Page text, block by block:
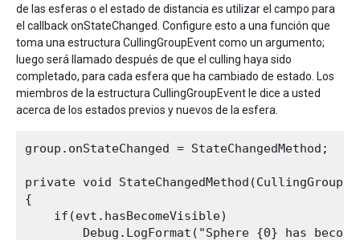
de las esferas o el estado de distancia es utilizar el campo para
el callback onStateChanged. Configure esto a una función que
toma una estructura CullingGroupEvent como un argumento;
luego será llamado después de que el culling haya sido
completado, para cada esfera que ha cambiado de estado. Los
miembros de la estructura CullingGroupEvent le dice a usted
acerca de los estados previos y nuevos de la esfera.
group.onStateChanged = StateChangedMethod;
private void
{
    if(evt.hasBecomeVisible)
Debug.LogFormat("Sphere {0} has